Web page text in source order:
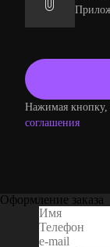
Нажимая
соглашения
Оформление заказа